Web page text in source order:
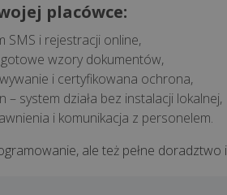
placówce:
SMS i rejestracji online,
wzory dokumentów,
i certyfikowana ochrona,
system działa bez instalacji lokalnej,
i komunikacja z personelem.
ale też pełne